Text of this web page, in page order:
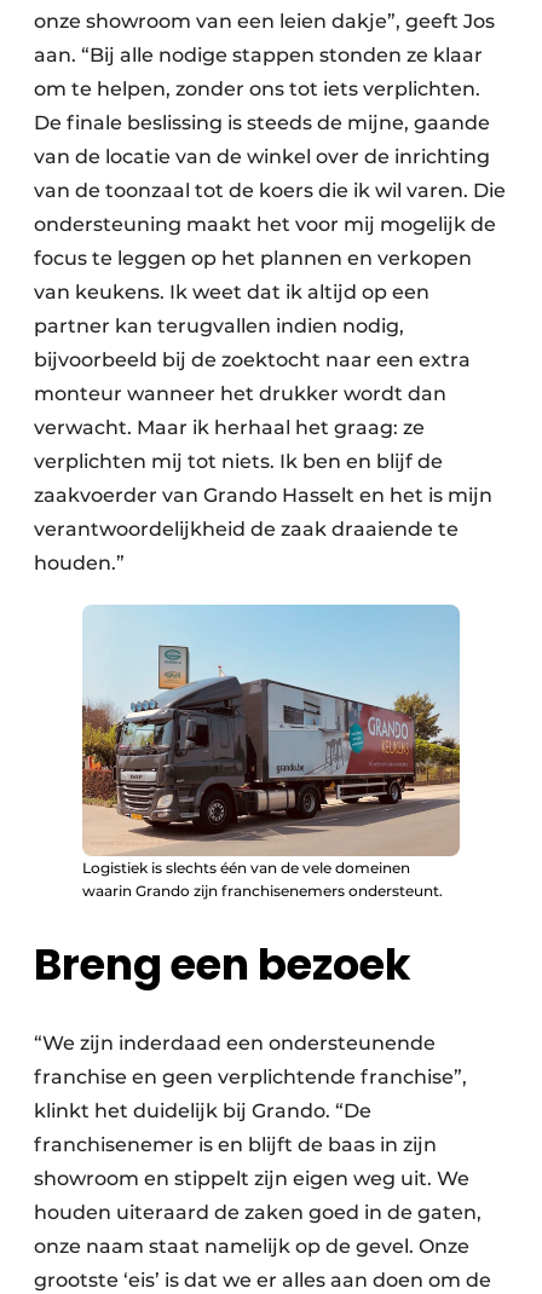
onze showroom van een leien dakje”, geeft Jos
aan. “Bij alle nodige stappen stonden ze klaar
om te helpen, zonder ons tot iets verplichten.
De finale beslissing is steeds de mijne, gaande
van de locatie van de winkel over de inrichting
van de toonzaal tot de koers die ik wil varen. Die
ondersteuning maakt het voor mij mogelijk de
focus te leggen op het plannen en verkopen
van keukens. Ik weet dat ik altijd op een
partner kan terugvallen indien nodig,
bijvoorbeeld bij de zoektocht naar een extra
monteur wanneer het drukker wordt dan
verwacht. Maar ik herhaal het graag: ze
verplichten mij tot niets. Ik ben en blijf de
zaakvoerder van Grando Hasselt en het is mijn
verantwoordelijkheid de zaak draaiende te
houden.”
Logistiek is slechts één van de vele domeinen
waarin Grando zijn franchisenemers ondersteunt.
Breng een bezoek
“We zijn inderdaad een ondersteunende
franchise en geen verplichtende franchise”,
klinkt het duidelijk bij Grando. “De
franchisenemer is en blijft de baas in zijn
showroom en stippelt zijn eigen weg uit. We
houden uiteraard de zaken goed in de gaten,
onze naam staat namelijk op de gevel. Onze
grootste ‘eis’ is dat we er alles aan doen om de